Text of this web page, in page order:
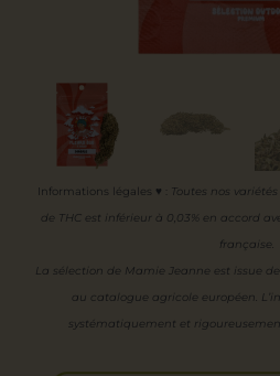
Informations légales ♥ Toutes nos
de THC est inférieur à 0,03% en accord
française.
La sélection de Mamie Jeanne est issue
au catalogue agricole européen.
systématiquement et